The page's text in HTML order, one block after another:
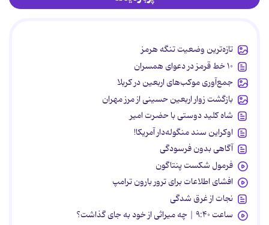
تازه‌ترین وضعیت تنگه هرمز
۱۰ خط قرمز در دعوای همسران
جمع‌آوری موکب‌های اربعین در کربلا
بازگشت زوار اربعین حسینی از مرز مهران
شاه کلید دوستی با حضرت امیر
اوکراین سند منگوله‌دار آمریکا!
آگاهی بدون فرسودگی
فرمول شکست پنتاگون
افشای اطلاعات برای ترور بارون ترامپ
نجات از غرق شدگی
ساعت ۹:۴۰ | چه میراثی از خود به جای گذاشت؟